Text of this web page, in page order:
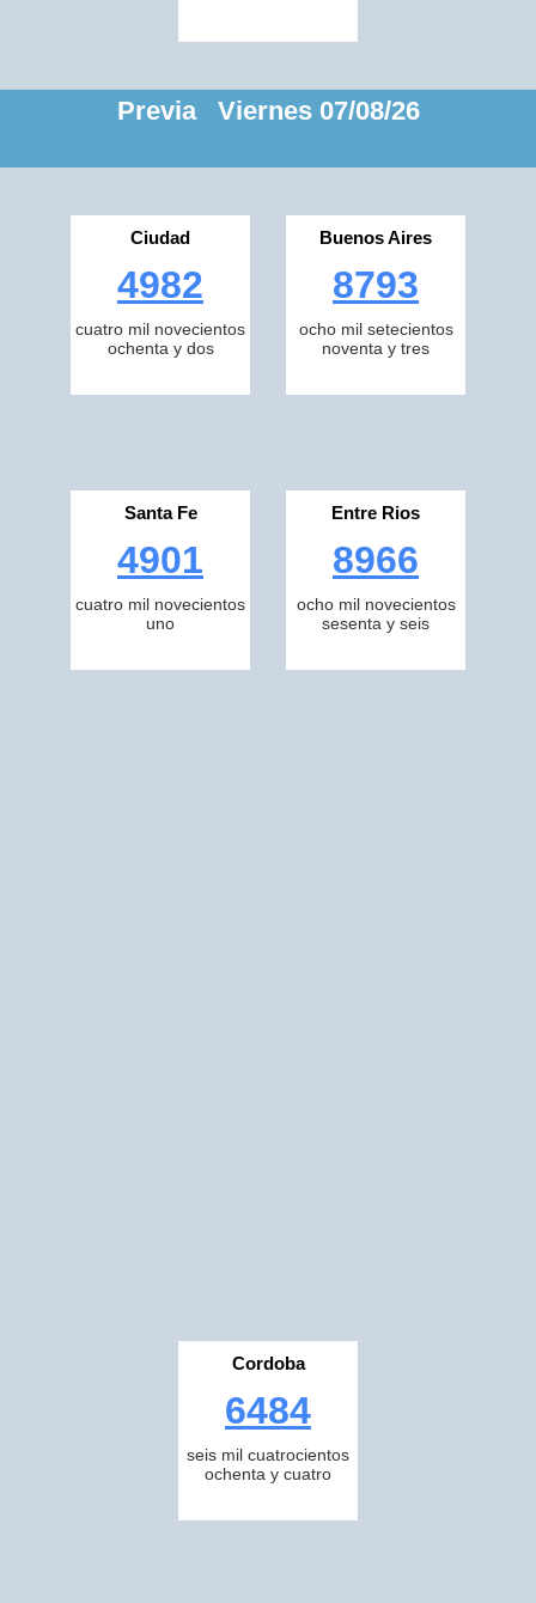
Previa Viernes 07/08/26
Ciudad
4982
cuatro mil novecientos
ochenta y dos
Buenos Aires
8793
ocho mil setecientos
noventa y tres
Santa Fe
4901
cuatro mil novecientos
uno
Entre Rios
8966
ocho mil novecientos
sesenta y seis
Cordoba
6484
seis mil cuatrocientos
ochenta y cuatro